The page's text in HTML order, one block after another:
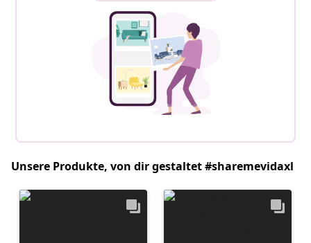
Unsere Produkte, von dir gestaltet #sharemevidaxl